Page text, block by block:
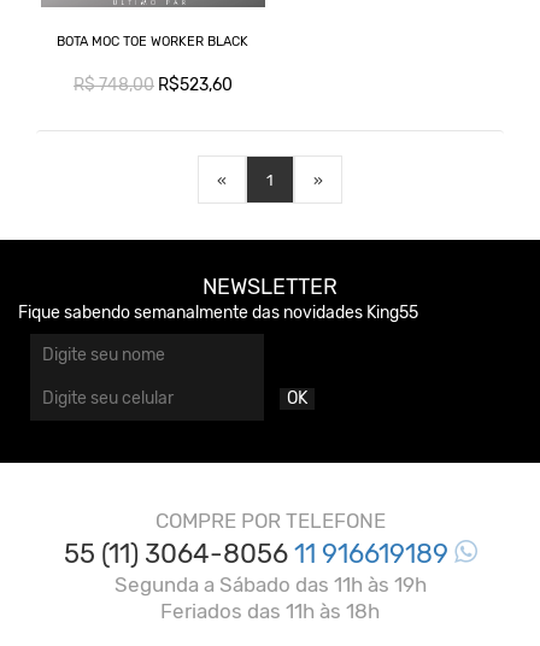
BOTA MOC TOE WORKER BLACK
R$ 748,00R$523,60
« 1 »
NEWSLETTER
Fique sabendo semanalmente das novidades King55
OK
COMPRE POR TELEFONE
55 (11) 3064-805611 916619189
Segunda a Sábado das 11h às 19h
Feriados das 11h às 18h